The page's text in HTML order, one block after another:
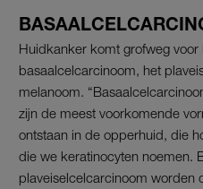
Huidkanker komt grofweg voor
basaalcelcarcinoom, het
melanoom.
zijn de meest voorkomende
ontstaan in de opperhuid, die
die we keratinocyten noemen.
plaveiselcelcarcinoom worden